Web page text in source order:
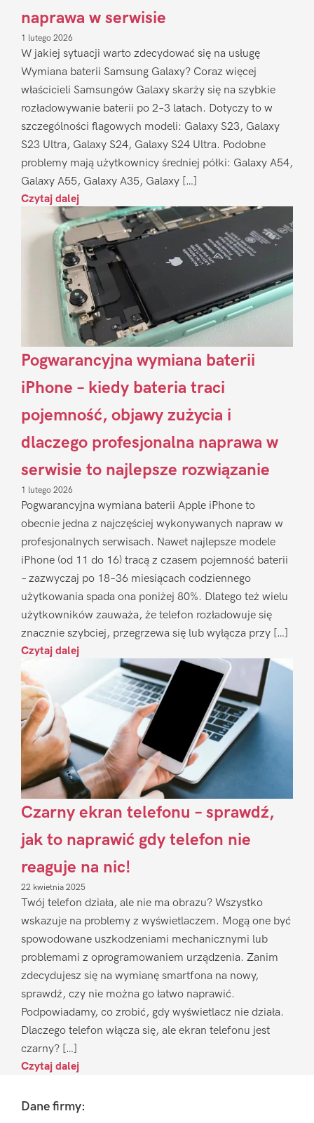
naprawa w serwisie
1 lutego 2026
W jakiej sytuacji warto zdecydować się na usługę
Wymiana baterii Samsung Galaxy? Coraz więcej
właścicieli Samsungów Galaxy skarży się na szybkie
rozładowywanie baterii po 2–3 latach. Dotyczy to w
szczególności flagowych modeli: Galaxy S23, Galaxy
S23 Ultra, Galaxy S24, Galaxy S24 Ultra. Podobne
problemy mają użytkownicy średniej półki: Galaxy A54,
Galaxy A55, Galaxy A35, Galaxy […]
Czytaj dalej
Pogwarancyjna wymiana baterii
iPhone – kiedy bateria traci
pojemność, objawy zużycia i
dlaczego profesjonalna naprawa w
serwisie to najlepsze rozwiązanie
1 lutego 2026
Pogwarancyjna wymiana baterii Apple iPhone to
obecnie jedna z najczęściej wykonywanych napraw w
profesjonalnych serwisach. Nawet najlepsze modele
iPhone (od 11 do 16) tracą z czasem pojemność baterii
– zazwyczaj po 18–36 miesiącach codziennego
użytkowania spada ona poniżej 80%. Dlatego też wielu
użytkowników zauważa, że telefon rozładowuje się
znacznie szybciej, przegrzewa się lub wyłącza przy […]
Czytaj dalej
Czarny ekran telefonu – sprawdź,
jak to naprawić gdy telefon nie
reaguje na nic!
22 kwietnia 2025
Twój telefon działa, ale nie ma obrazu? Wszystko
wskazuje na problemy z wyświetlaczem. Mogą one być
spowodowane uszkodzeniami mechanicznymi lub
problemami z oprogramowaniem urządzenia. Zanim
zdecydujesz się na wymianę smartfona na nowy,
sprawdź, czy nie można go łatwo naprawić.
Podpowiadamy, co zrobić, gdy wyświetlacz nie działa.
Dlaczego telefon włącza się, ale ekran telefonu jest
czarny? […]
Czytaj dalej
FooterDane firmy: